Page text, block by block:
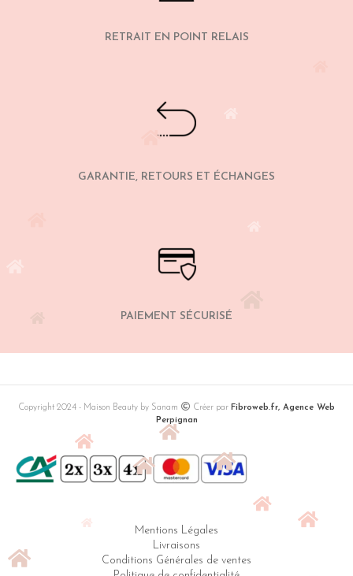
RETRAIT EN POINT RELAIS
GARANTIE, RETOURS ET ÉCHANGES
PAIEMENT SÉCURISÉ
Copyright 2024 - Maison Beauty by Sanam Créer par Fibroweb.fr, Agence Web
Perpignan
Mentions Légales
Livraisons
Conditions Générales de ventes